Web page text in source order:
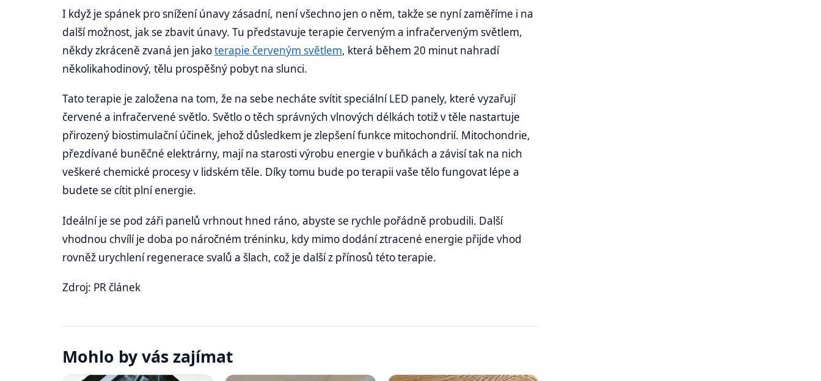
I když je spánek pro snížení únavy zásadní, není všechno jen o něm, takže se nyní zaměříme i na
další možnost, jak se zbavit únavy. Tu představuje terapie červeným a infračerveným světlem,
někdy zkráceně zvaná jen jakoterapie červeným světlem, která během 20 minut nahradí
několikahodinový, tělu prospěšný pobyt na slunci.
Tato terapie je založena na tom, že na sebe necháte svítit speciální LED panely, které vyzařují
červené a infračervené světlo. Světlo o těch správných vlnových délkách totiž v těle nastartuje
přirozený biostimulační účinek, jehož důsledkem je zlepšení funkce mitochondrií. Mitochondrie,
přezdívané buněčné elektrárny, mají na starosti výrobu energie v buňkách a závisí tak na nich
veškeré chemické procesy v lidském těle. Díky tomu bude po terapii vaše tělo fungovat lépe a
budete se cítit plní energie.
Ideální je se pod záři panelů vrhnout hned ráno, abyste se rychle pořádně probudili. Další
vhodnou chvílí je doba po náročném tréninku, kdy mimo dodání ztracené energie přijde vhod
rovněž urychlení regenerace svalů a šlach, což je další z přínosů této terapie.
Zdroj: PR článek
Mohlo by vás zajímat